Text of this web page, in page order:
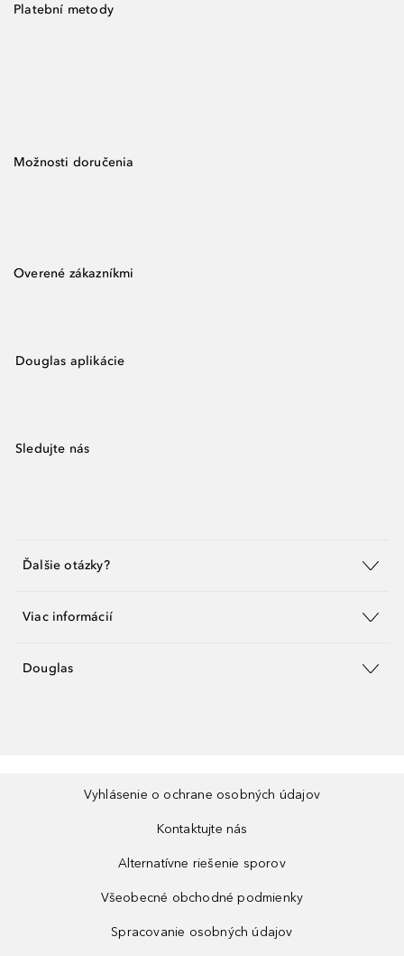
Platební metody
Možnosti doručenia
Overené zákazníkmi
Douglas aplikácie
Sledujte nás
Ďalšie otázky?
Viac informácií
Douglas
Vyhlásenie o ochrane osobných údajov
Kontaktujte nás
Alternatívne riešenie sporov
Všeobecné obchodné podmienky
Spracovanie osobných údajov